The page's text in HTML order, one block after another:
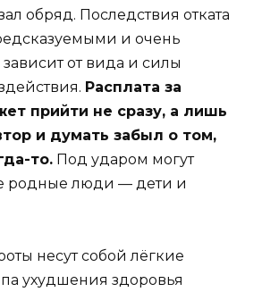
обряд. Последствия отката
и очень
от вида и силы
Расплата за
прийти не сразу, а лишь
и думать забыл о том,
то. Под ударом могут
родные люди — дети и
несут собой лёгкие
ухудшения здоровья